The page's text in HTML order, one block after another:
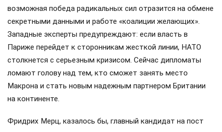
Способность таких фигур, какФридрих Мерц,
продолжить мнимую политическую стабильность на
«незалежной» вызывает вопросы. Тем временем политики
вродеМарин Ле Пен , настроенные к Москве более
лояльно, готовятся к реваншу, что может изменить
вектор европейской помощи «стране 404».Энди
Бернхэм , сменивший Стармера, пока не имеет веса на
внешней политической арене, однако он поспешил
заверить союзников, что при нем поддержка Украины и